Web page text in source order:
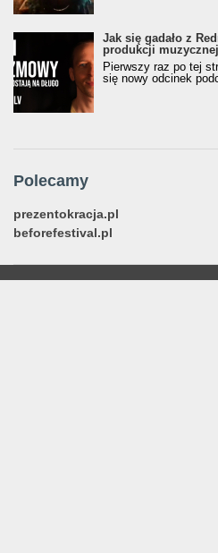
Jak się gadało z
produkcji
Pierwszy raz po tej
się nowy odcinek
Polecamy
prezentokracja.pl
beforefestival.pl